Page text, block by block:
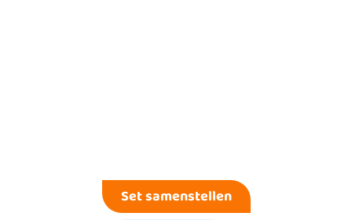
Set samenstellen